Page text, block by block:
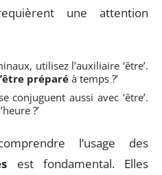
une attention
utilisez l’auxiliaire ‘être’.
préparéà temps ?’
conjuguent aussi avec ‘être’.
?’
l’usage des
est fondamental. Elles